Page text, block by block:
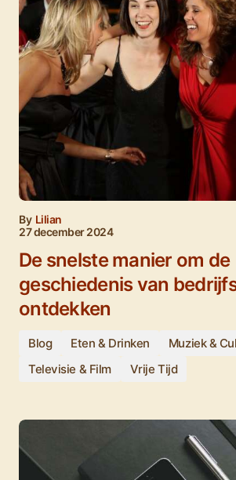
By Lilian
27 december 2024
De snelste manier om de
geschiedenis van
ontdekken
Blog Eten & Drinken
Muziek &
Televisie & Film
Vrije Tijd